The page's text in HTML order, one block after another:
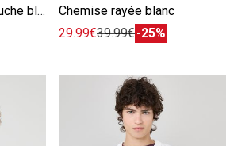
Sweat premium à capuche blanc
Chemise rayée blanc
29.99€39.99€-25%